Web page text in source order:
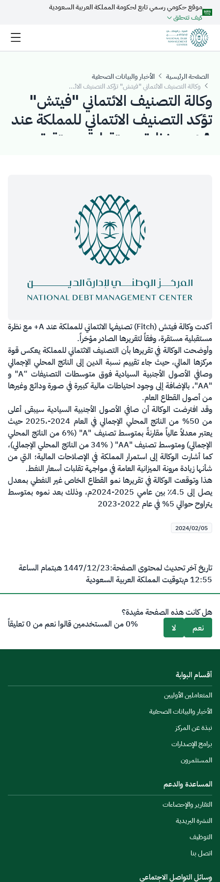
تخطي إلى المحتوى الرئيسي
موقع حكومي رسمي تابع لحكومة المملكة العربية السعودية
كيف تتحقق
الصفحة الرئيسية
الأخبار والبيانات الصحفية
وكالة التصنيف الائتماني "فيتش" تؤكد التصنيف الائتماني للمملكة عند A+ مع نظرة مستقبلية مستقرة
وكالة التصنيف الائتماني "فيتش"
تؤكد التصنيف الائتماني للمملكة عند
A+ مع نظرة مستقبلية مستقرة
​​أكدت وكالة فيتش (Fitch) تصنيفها الائتماني للمملكة عند A+ مع نظرة
مستقبلية مستقرة، وفقاً لتقريرها الصادر مؤخراً.
وأوضحت الوكالة في تقريرها بأن التصنيف الائتماني للمملكة يعكس قوة
مركزها المالي، حيث جاء تقييم نسبة الدين إلى الناتج المحلي الإجمالي
وصافي الأصول الأجنبية السيادية فوق متوسطات التصنيفات “A" و
"AA"، بالإضافة إلى وجود احتياطات مالية كبيرة في صورة ودائع وغيرها
من أصول القطاع العام.
وقد افترضت الوكالة أن صافي الأصول الأجنبية السيادية سيبقى أعلى
من 50% من الناتج المحلي الإجمالي في العام 2024-،2025 حيث
يعتبر معدلاً عالياً مقارنةً بمتوسط تصنيف "A" (6% من الناتج المحلي
الإجمالي) ومتوسط تصنيف "AA" ( 34% من الناتج المحلي الإجمالي)،
كما أشارت الوكالة إلى استمرار المملكة في الإصلاحات المالية؛ التي من
شأنها زيادة مرونة الميزانية العامة في مواجهة تقلبات أسعار النفط.
هذا وتوقعت الوكالة في تقريرها نمو القطاع الخاص غير النفطي بمعدل
يصل إلى 4.5٪ بين عامي 2025-2024م، وذلك بعد نموه بمتوسط
يتراوح حوالي 5% في عام 2022-2023
2024/02/05
تاريخ آخر تحديث لمحتوى الصفحة:23‏/12‏/1447 هـ
بتمام الساعة
12:55 م
بتوقيت المملكة العربية السعودية
هل كانت هذه الصفحة مفيدة؟
نعم
لا 0% من المستخدمين قالوا نعم من 0 تعليقاً
أقسام البوابة
المتعاملين الأوليين
الأخبار والبيانات الصحفية
نبذة عن المركز
برامج الإصدارات
المستثمرون
المساعدة والدعم
التقارير والإحصاءات
النشرة البريدية
التوظيف
اتصل بنا
وسائل التواصل الاجتماعي